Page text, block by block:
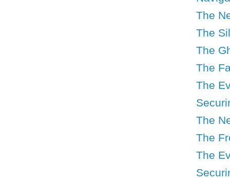
The
The
The
The
The
The
The
The